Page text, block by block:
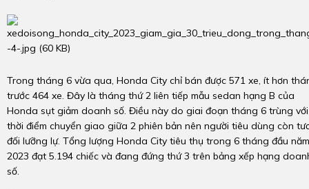
Trong tháng 6 vừa qua, Honda City chỉ bán được 571 xe, ít hơn
trước 464 xe. Đây là tháng thứ 2 liên tiếp mẫu sedan hạng B của
Honda sụt giảm doanh số. Điều này do giai đoạn tháng 6 trùng với
thời điểm chuyển giao giữa 2 phiên bản nên người tiêu dùng còn
đối lưỡng lự. Tổng lượng Honda City tiêu thụ trong 6 tháng đầu năm
2023 đạt 5.194 chiếc và đang đứng thứ 3 trên bảng xếp hạng
số.